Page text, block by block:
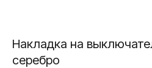
Накладка на
серебро